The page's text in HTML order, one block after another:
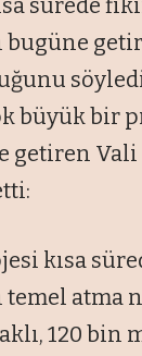
bugüne
büyük bir
getiren Vali
kısa
temel atma
120 bin